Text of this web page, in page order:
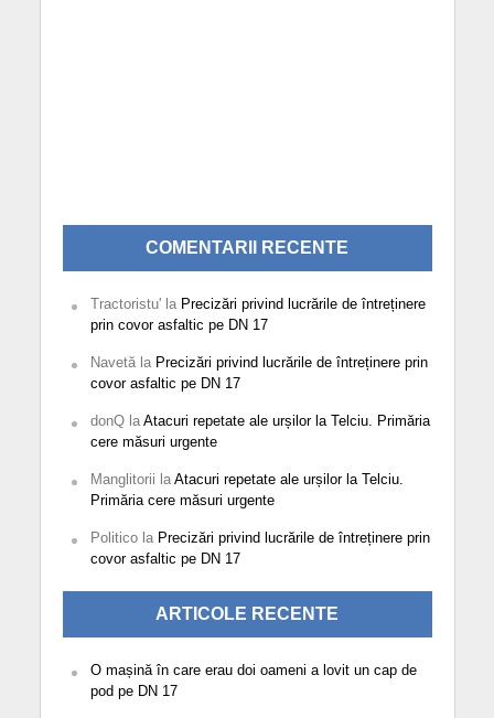
COMENTARII RECENTE
Tractoristu'la Precizări privind lucrările de întreținere
prin covor asfaltic pe DN 17
Navetăla Precizări privind lucrările de întreținere prin
covor asfaltic pe DN 17
donQla Atacuri repetate ale urșilor la Telciu. Primăria
cere măsuri urgente
Manglitorii la Atacuri repetate ale urșilor la Telciu.
Primăria cere măsuri urgente
Politicola Precizări privind lucrările de întreținere prin
covor asfaltic pe DN 17
ARTICOLE RECENTE
O mașină în care erau doi oameni a lovit un cap de
pod pe DN 17